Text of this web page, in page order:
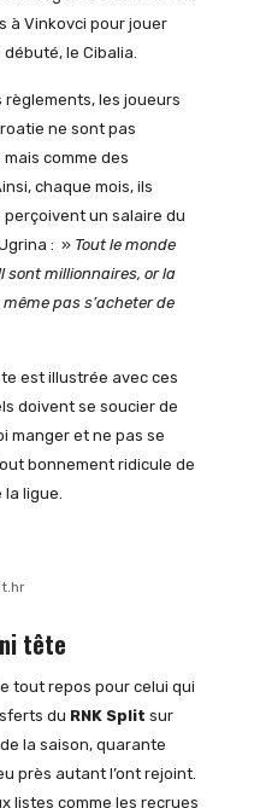
à Vinkovci pour jouer
le Cibalia.
règlements, les joueurs
ne sont pas
comme des
chaque mois, ils
perçoivent un salaire du
: » Tout le monde
sont millionnaires, or la
pas s’acheter de
est illustrée avec ces
doivent se soucier de
manger et ne pas se
bonnement ridicule de
ligue.
tête
tout repos pour celui qui
du RNK Split sur
la saison, quarante
près autant l’ont rejoint.
listes comme les recrues